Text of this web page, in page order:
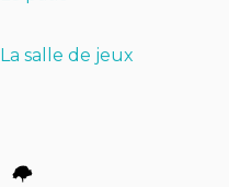
La salle de jeux